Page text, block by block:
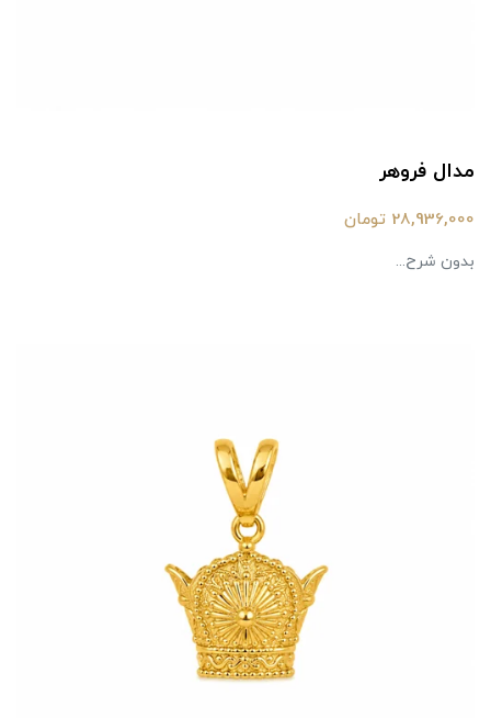
مدال فروهر
28,936,000 تومان
بدون شرح...